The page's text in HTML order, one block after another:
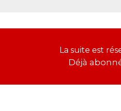
La suite est
Déjà